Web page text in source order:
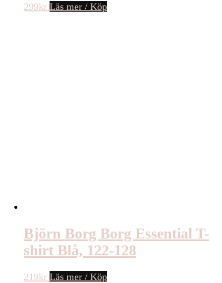
299kr Läs mer / Köp
Björn Borg Borg Essential T-
shirt Blå, 122-128
219kr Läs mer / Köp